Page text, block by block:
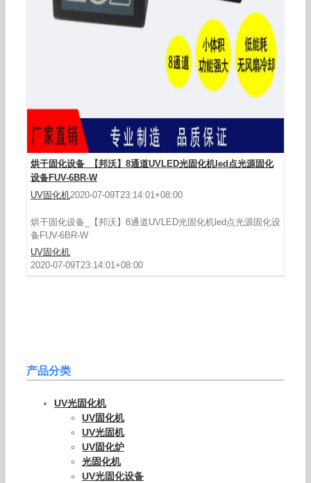
烘干固化设备_【邦沃】8通道UVLED光固化机led点光源固化
设备FUV-6BR-W
UV固化机2020-07-09T23:14:01+08:00
烘干固化设备_【邦沃】8通道UVLED光固化机led点光源固化设
备FUV-6BR-W
UV固化机
2020-07-09T23:14:01+08:00
产品分类
UV光固化机
UV固化机
UV光固机
UV固化炉
光固化机
UV光固化设备